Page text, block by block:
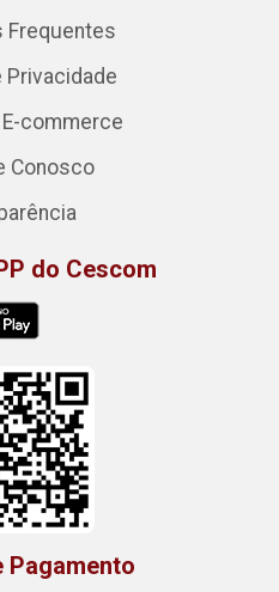
Frequentes
Privacidade
commerce
Conosco
do Cescom
Pagamento